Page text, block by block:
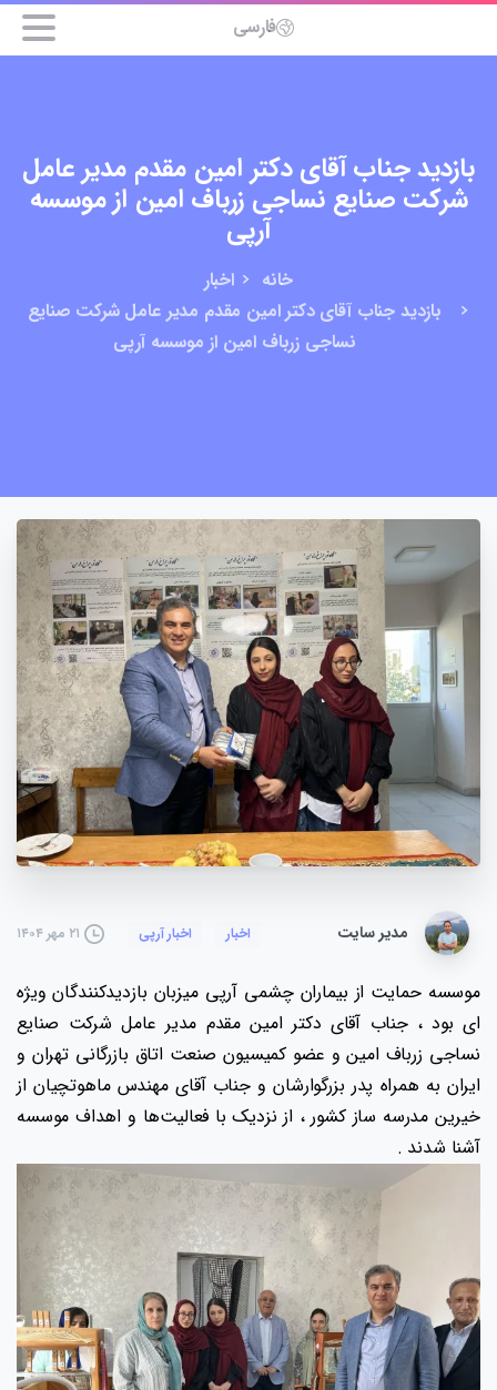
فارسی
بازدید جناب آقای دکتر امین مقدم مدیر عامل
شرکت صنایع نساجی زرباف امین از موسسه
آرپی
خانه
اخبار
بازدید جناب آقای دکتر امین مقدم مدیر عامل شرکت صنایع
نساجی زرباف امین از موسسه آرپی
مدیر سایت اخبار اخبار آرپی ۲۱ مهر ۱۴۰۴
موسسه حمایت از بیماران چشمی آرپی میزبان بازدیدکنندگان ویژه
ای بود ، جناب آقای دکتر امین مقدم مدیر عامل شرکت صنایع
نساجی زرباف امین و عضو کمیسیون صنعت اتاق بازرگانی تهران و
ایران به همراه پدر بزرگوارشان و جناب آقای مهندس ماهوتچیان از
خیرین مدرسه ساز کشور ، از نزدیک با فعالیت‌ها و اهداف موسسه
آشنا شدند .